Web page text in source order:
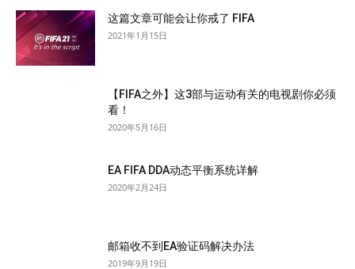
这篇文章可能会让你戒了 FIFA
2021年1月15日
【FIFA之外】这3部与运动有关的电视剧你必须
看！
2020年5月16日
EA FIFA DDA动态平衡系统详解
2020年2月24日
邮箱收不到EA验证码解决办法
2019年9月19日